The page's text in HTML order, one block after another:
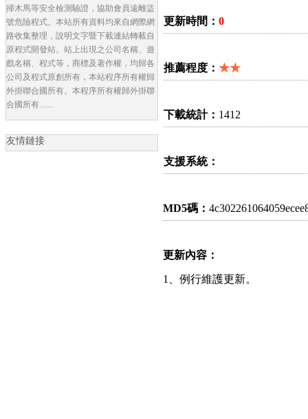
掃木馬等安全檢測驗證，協助會員遠離盜
號危險程式。本站所有資料均來自網際網
路收集整理，說明文字暨下載連結轉載自
原程式開發站。站上出現之公司名稱、遊
戲名稱、程式等，商標及著作權，均歸各
公司及程式原創所有，本站程序所有權歸
外掛聯合國所有。本程序所有權歸外掛聯
合國所有.......
友情鏈接
更新時間：0
推薦程度：★★
下載統計： 1412
支援系統：
MD5碼：
更新內容：
1、例行維護更新。